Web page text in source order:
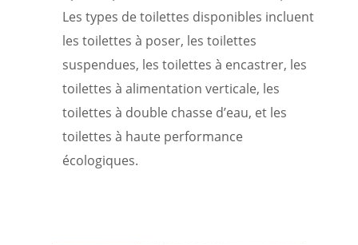
Les types de toilettes disponibles incluent
les toilettes à poser, les toilettes
suspendues, les toilettes à encastrer, les
toilettes à alimentation verticale, les
toilettes à double chasse d’eau, et les
toilettes à haute performance
écologiques.